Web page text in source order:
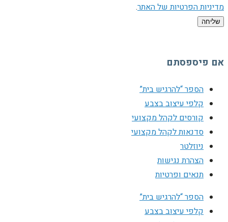
מדיניות הפרטיות של האתר.
שליחה
אם פיספסתם
הספר “להרגיש בית”
קלפי עיצוב בצבע
קורסים לקהל מקצועי
סדנאות לקהל מקצועי
ניוזלטר
הצהרת נגישות
תנאים ופרטיות
הספר “להרגיש בית”
קלפי עיצוב בצבע